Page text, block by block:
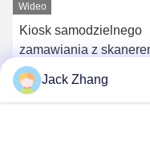
Wideo
Kiosk samodzielnego
zamawiania z
kodów kreskowych i
drukarką termiczną
Uzyskaj najlepszą
Jack Zhang